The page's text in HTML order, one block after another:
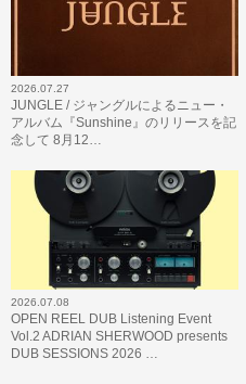
2026.07.27
JUNGLE / ジャングルによるニュー・
アルバム『Sunshine』のリリースを記
念して 8月12…
2026.07.08
OPEN REEL DUB Listening Event
Vol.2 ADRIAN SHERWOOD presents
DUB SESSIONS 2026 …